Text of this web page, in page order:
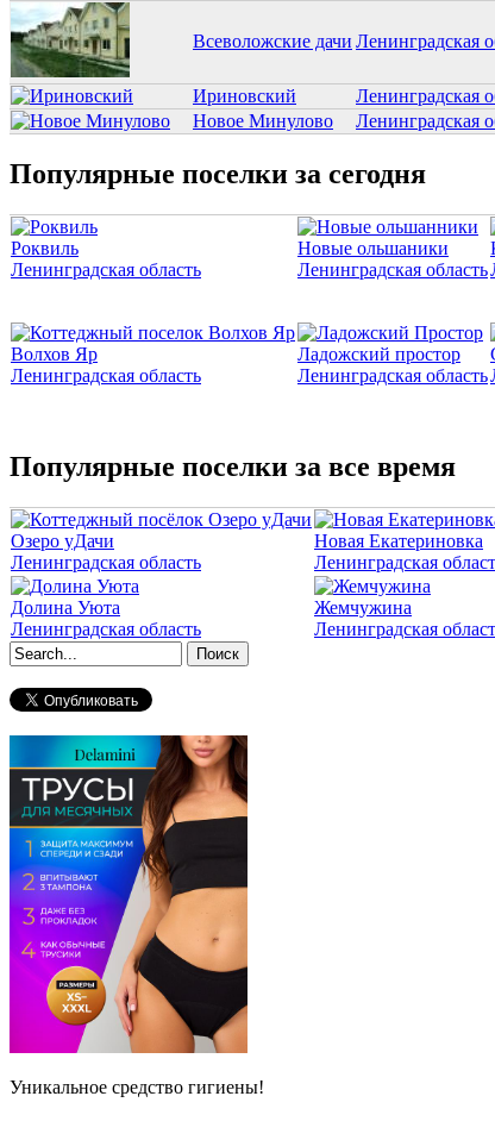
Всеволожские дачи Ленинградская
Ириновский Ленинградская
Новое Минулово
Ленинградская
Популярные поселки за сегодня
Роквиль
Ленинградская область
Новые ольшаники
Ленинградская область
Волхов Яр
Ленинградская область
Ладожский простор
Ленинградская область
Популярные поселки за все время
Озеро уДачи
Ленинградская область
Новая Екатериновка
Ленинградская
Долина Уюта
Ленинградская область
Жемчужина
Ленинградская
Форма поиска
Уникальное средство гигиены!